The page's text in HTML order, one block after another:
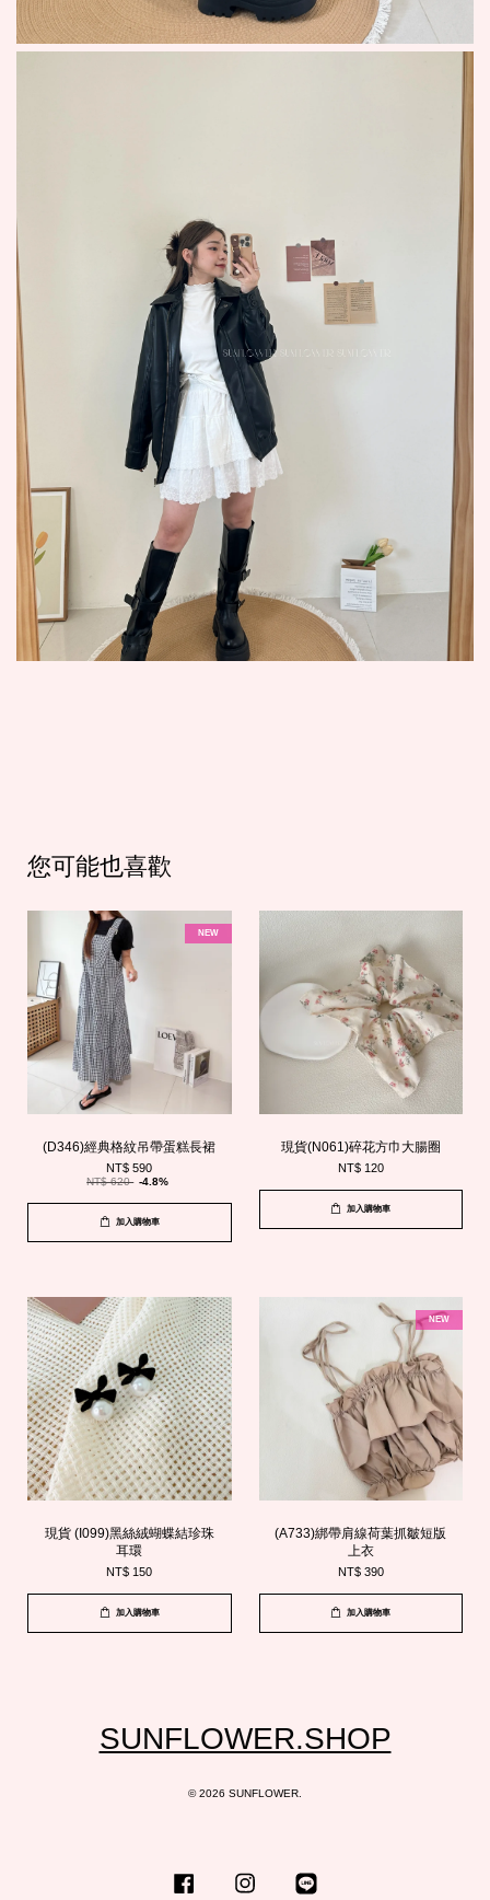
您可能也喜歡
NEW
(D346)經典格紋吊帶蛋糕長裙
NT$ 590
NT$ 620 -4.8%
加入購物車
現貨(N061)碎花方巾大腸圈
NT$ 120
加入購物車
現貨 (I099)黑絲絨蝴蝶結珍珠
耳環
NT$ 150
加入購物車
NEW
(A733)綁帶肩線荷葉抓皺短版
上衣
NT$ 390
加入購物車
SUNFLOWER.SHOP
© 2026 SUNFLOWER.
Facebook Instagram